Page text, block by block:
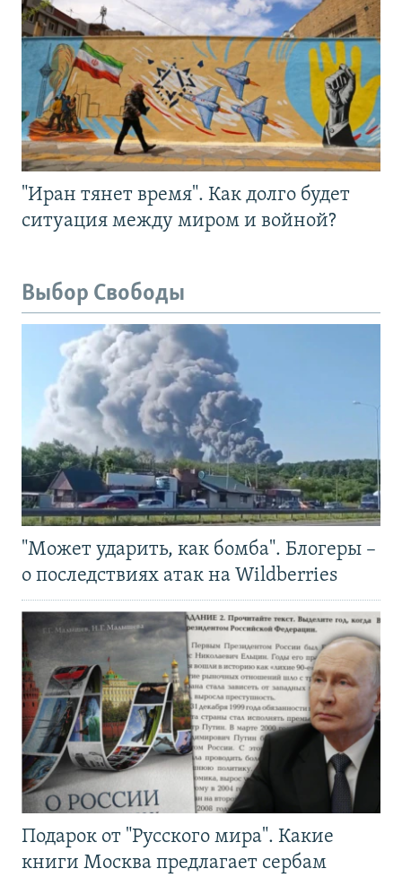
"Иран тянет время". Как долго будет
ситуация между миром и войной?
Выбор Свободы
"Может ударить, как бомба". Блогеры –
о последствиях атак на Wildberries
Подарок от "Русского мира". Какие
книги Москва предлагает сербам